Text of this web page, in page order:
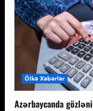
Ölkə Xəbərlər
Azərbaycanda